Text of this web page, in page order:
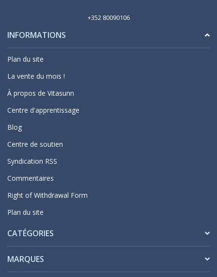
+352 80090106
INFORMATIONS
Plan du site
La vente du mois !
À propos de Vitasunn
Centre d'apprentissage
Blog
Centre de soutien
Syndication RSS
Commentaires
Right of Withdrawal Form
Plan du site
CATÉGORIES
MARQUES